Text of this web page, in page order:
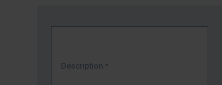
Description *